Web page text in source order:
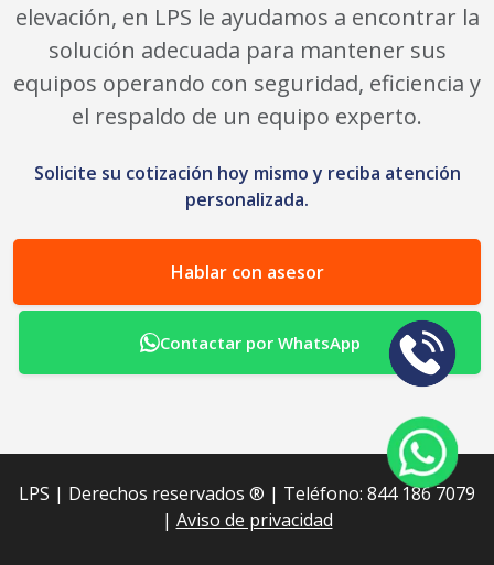
elevación, en LPS le ayudamos a encontrar la
solución adecuada para mantener sus
equipos operando con seguridad, eficiencia y
el respaldo de un equipo experto.
Solicite su cotización hoy mismo y reciba atención
personalizada.
Hablar con asesor
Contactar por WhatsApp
LPS | Derechos reservados ®︎ | Teléfono: 844 186 7079
| Aviso de privacidad